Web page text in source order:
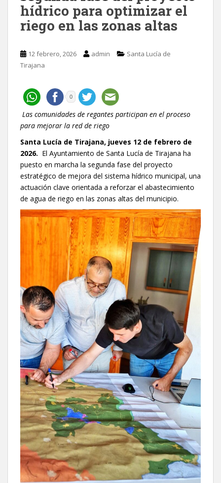
hídrico para optimizar el
riego en las zonas altas
12 febrero, 2026 admin
Santa Lucía de
Tirajana
0
Las comunidades de regantes participan en el proceso
para mejorar la red de riego
Santa Lucía de Tirajana, jueves 12 de febrero de
2026. El Ayuntamiento de Santa Lucía de Tirajana ha
puesto en marcha la segunda fase del proyecto
estratégico de mejora del sistema hídrico municipal, una
actuación clave orientada a reforzar el abastecimiento
de agua de riego en las zonas altas del municipio.